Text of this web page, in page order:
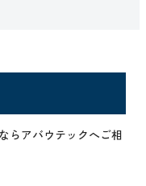
らアバウテックへご相